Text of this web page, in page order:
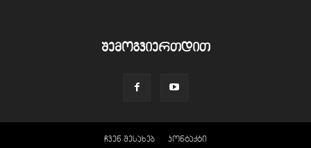
შემოგვიერთდით
ჩვენ შესახებ კონტაქტი